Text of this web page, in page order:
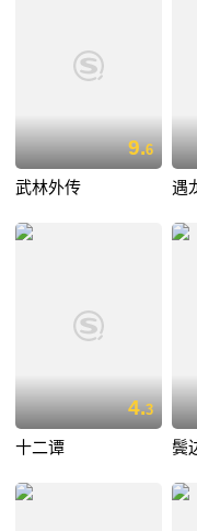
9.6
武林外传 遇
4.3
十二谭 鬓